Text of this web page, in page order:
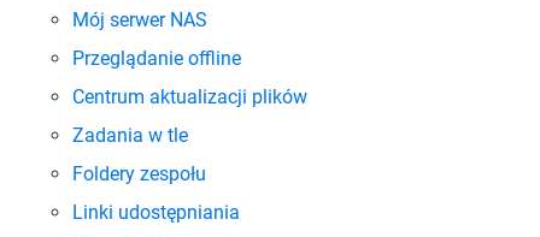
Mój serwer NAS
Przeglądanie offline
Centrum aktualizacji plików
Zadania w tle
Foldery zespołu
Linki udostępniania